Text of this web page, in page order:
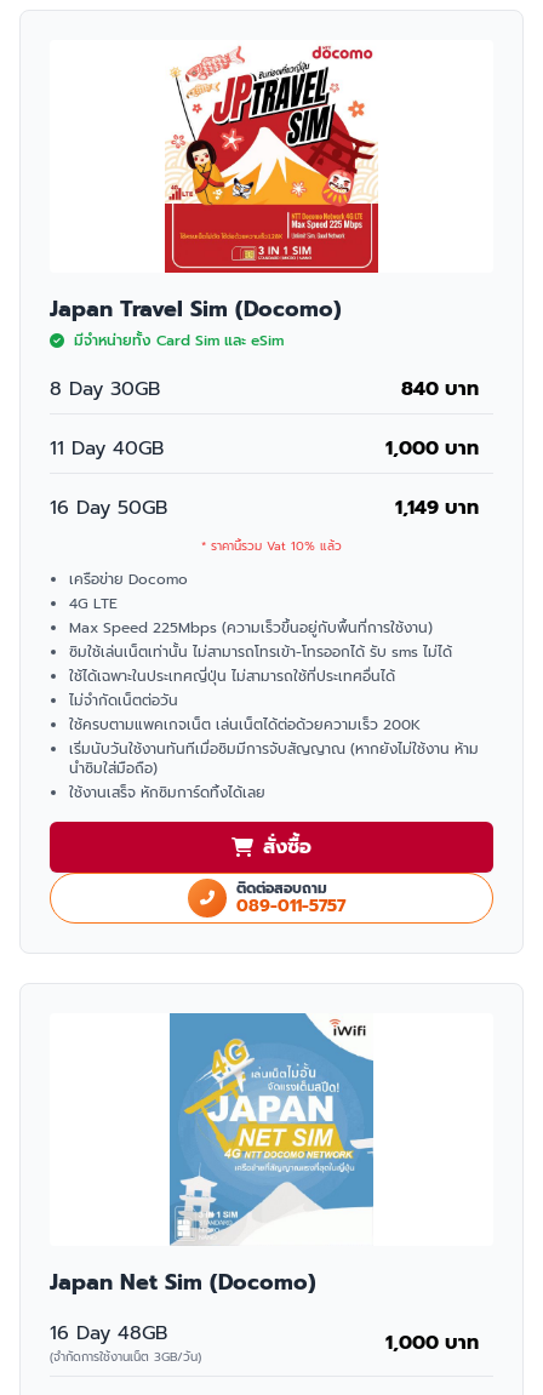
Japan Travel Sim (Docomo)
มีจำหน่ายทั้ง Card Sim และ eSim
8 Day 30GB 840 บาท
11 Day 40GB 1,000 บาท
16 Day 50GB 1,149 บาท
* ราคานี้รวม Vat 10% แล้ว
เครือข่าย Docomo
4G LTE
Max Speed 225Mbps (ความเร็วขึ้นอยู่กับพื้นที่การใช้งาน)
ซิมใช้เล่นเน็ตเท่านั้น ไม่สามารถโทรเข้า-โทรออกได้ รับ sms ไม่ได้
ใช้ได้เฉพาะในประเทศญี่ปุ่น ไม่สามารถใช้ที่ประเทศอื่นได้
ไม่จำกัดเน็ตต่อวัน
ใช้ครบตามแพคเกจเน็ต เล่นเน็ตได้ต่อด้วยความเร็ว 200K
เริ่มนับวันใช้งานทันทีเมื่อซิมมีการจับสัญญาณ (หากยังไม่ใช้งาน ห้าม
นำซิมใส่มือถือ)
ใช้งานเสร็จ หักซิมการ์ดทิ้งได้เลย
สั่งซื้อ
ติดต่อสอบถาม
089-011-5757
Japan Net Sim (Docomo)
16 Day 48GB
(จำกัดการใช้งานเน็ต 3GB/วัน) 1,000 บาท